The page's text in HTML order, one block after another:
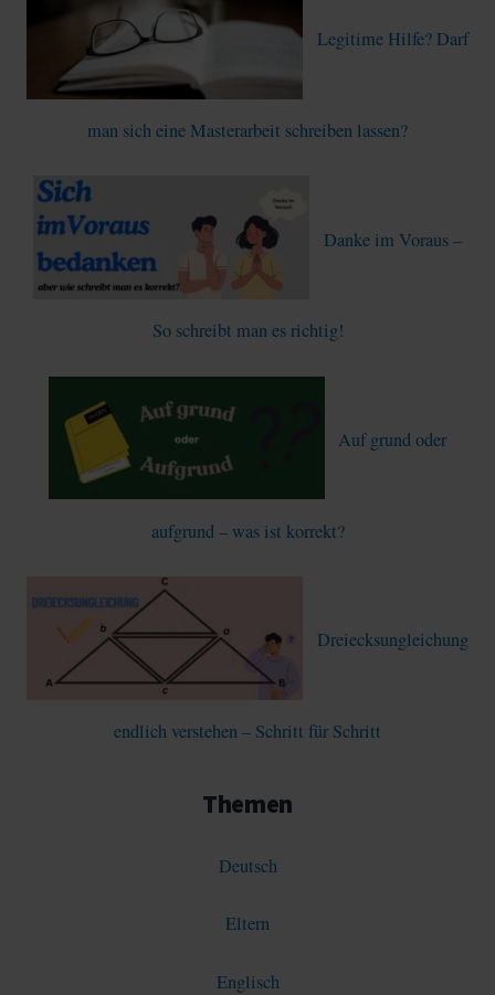
Legitime Hilfe? Darf
man sich eine Masterarbeit schreiben lassen?
Danke im Voraus –
So schreibt man es richtig!
Auf grund oder
aufgrund – was ist korrekt?
Dreiecksungleichung
endlich verstehen – Schritt für Schritt
Themen
Deutsch
Eltern
Englisch